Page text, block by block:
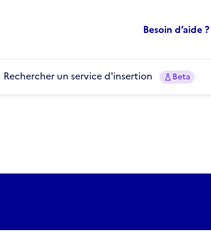
Besoin d’aide ?
Rechercher un service d'insertion Beta